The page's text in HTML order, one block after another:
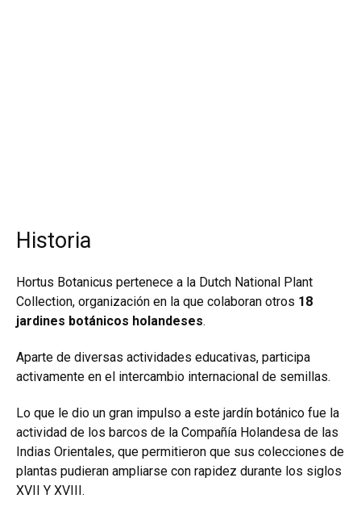
Historia
Hortus Botanicus pertenece a la Dutch National Plant
Collection, organización en la que colaboran otros 18
jardines botánicos holandeses.
Aparte de diversas actividades educativas, participa
activamente en el intercambio internacional de semillas.
Lo que le dio un gran impulso a este jardín botánico fue la
actividad de los barcos de la Compañía Holandesa de las
Indias Orientales, que permitieron que sus colecciones de
plantas pudieran ampliarse con rapidez durante los siglos
XVII Y XVIII.